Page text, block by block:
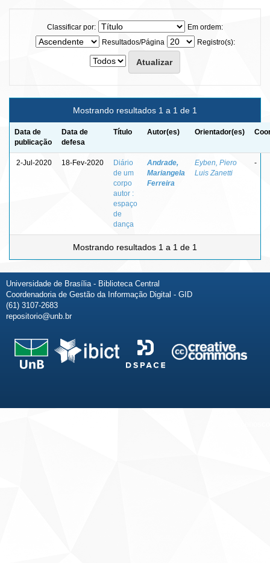
Classificar por:
Em ordem:
Resultados/Página
Registro(s):
Mostrando resultados 1 a 1 de 1
Data de
publicação
Data de
defesa
Título Autor(es) Orientador(es)
2-Jul-2020 18-Fev-2020
Diário
de um
corpo
autor :
espaço
de
dança
Andrade,
Mariangela
Ferreira
Eyben, Piero
Luis Zanetti
-
Mostrando resultados 1 a 1 de 1
Universidade de Brasília - Biblioteca Central
Coordenadoria de Gestão da Informação Digital - GID
(61) 3107-2683
repositorio@unb.br